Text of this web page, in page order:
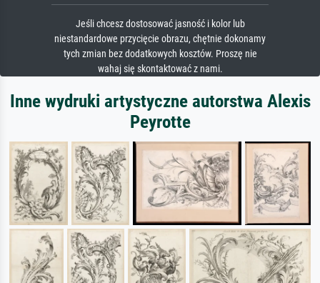
Jeśli chcesz dostosować jasność i kolor lub
niestandardowe przycięcie obrazu, chętnie dokonamy
tych zmian bez dodatkowych kosztów. Proszę nie
wahaj się skontaktować z nami.
Inne wydruki artystyczne autorstwa Alexis
Peyrotte